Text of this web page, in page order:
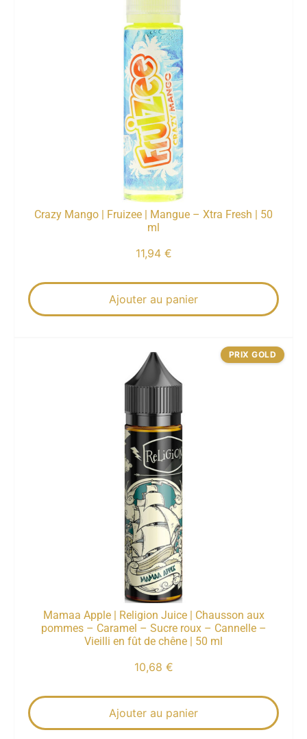
Crazy Mango | Fruizee | Mangue – Xtra Fresh | 50
ml
11,94 €
Ajouter au panier
Mamaa Apple | Religion Juice | Chausson aux
pommes – Caramel – Sucre roux – Cannelle –
Vieilli en fût de chêne | 50 ml
10,68 €
Ajouter au panier
PRIX GOLD